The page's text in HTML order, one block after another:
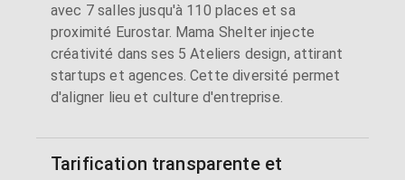
avec 7 salles jusqu'à 110 places et sa
proximité Eurostar. Mama Shelter injecte
créativité dans ses 5 Ateliers design, attirant
startups et agences. Cette diversité permet
d'aligner lieu et culture d'entreprise.
Tarification transparente et